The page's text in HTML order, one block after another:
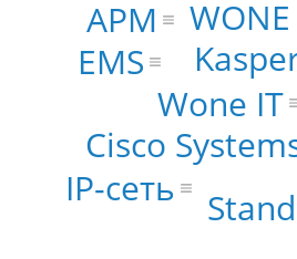
Wone IT
Cisco
АРМ
IP-сеть
EMS